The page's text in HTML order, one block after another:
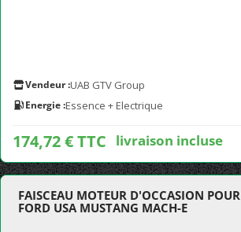
Vendeur :UAB GTV Group
Energie :Essence + Electrique
174,72 € TTC livraison incluse
FAISCEAU MOTEUR D'OCCASION POUR
FORD USA MUSTANG MACH-E